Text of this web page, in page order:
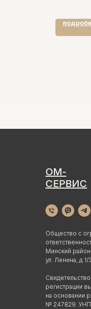
ОМ-
СЕРВИС
Общество с
Минский
ул. Ленина, д 1/
регистрации
на основании
№ 247829.